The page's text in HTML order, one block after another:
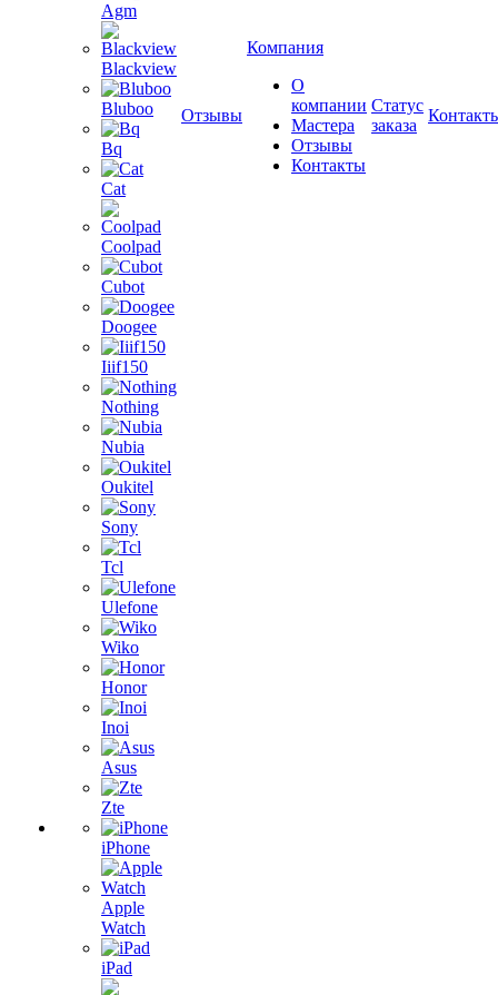
Agm
Blackview
Bluboo
Bq
Cat
Coolpad
Cubot
Doogee
Iiif150
Nothing
Nubia
Oukitel
Sony
Tcl
Ulefone
Wiko
Honor
Inoi
Asus
Zte
iPhone
Apple
Watch
iPad
Отзывы
Компания
О
компании
Мастера
Отзывы
Контакты
Статус
заказа